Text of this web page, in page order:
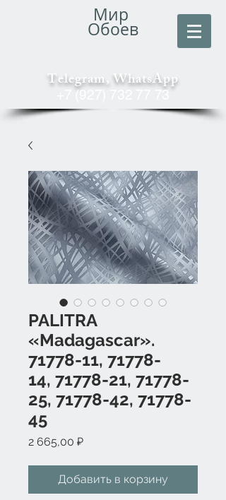
Мир
Обоев
Telegram, WhatsApp
+7 (927) 732 77 73
PALITRA
«Madagascar».
71778-11, 71778-
14, 71778-21, 71778-
25, 71778-42, 71778-
45
2 665,00 ₽Цена
Добавить в корзину